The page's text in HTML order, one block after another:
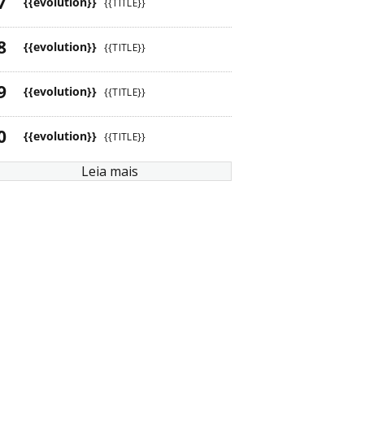
{{evolution}} {{TITLE}}
{{evolution}} {{TITLE}}
{{evolution}} {{TITLE}}
Leia mais